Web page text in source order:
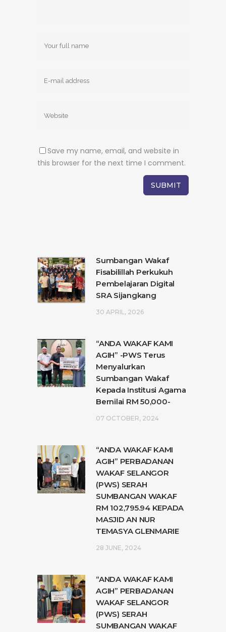
Save my name, email, and website in
this browser for the next time I comment.
Sumbangan Wakaf
Fisabilillah Perkukuh
Pembelajaran Digital
SRA Sijangkang
30 APRIL, 2026
“ANDA WAKAF KAMI
AGIH” -PWS Terus
Menyalurkan
Sumbangan Wakaf
Kepada Institusi Agama
Bernilai RM 50,000-
07 OCTOBER, 2024
“ANDA WAKAF KAMI
AGIH” PERBADANAN
WAKAF SELANGOR
(PWS) SERAH
SUMBANGAN WAKAF
RM 102,795.94 KEPADA
MASJID AN NUR
TEMASYA GLENMARIE
28 JUNE, 2024
“ANDA WAKAF KAMI
AGIH” PERBADANAN
WAKAF SELANGOR
(PWS) SERAH
SUMBANGAN WAKAF